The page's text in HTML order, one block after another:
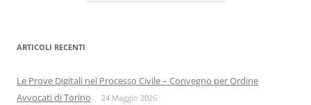
ARTICOLI RECENTI
Le Prove Digitali nel Processo Civile – Convegno per Ordine
Avvocati di Torino
24 Maggio 2026